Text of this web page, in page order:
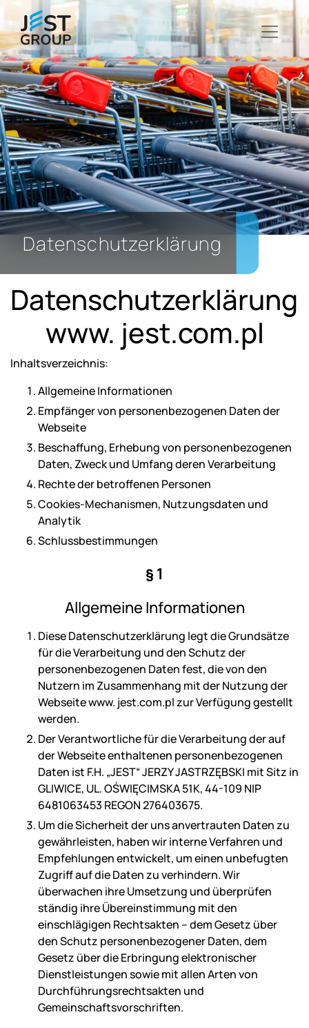
Datenschutzerklärung
Datenschutzerklärung
www. jest.com.pl
Inhaltsverzeichnis:
Allgemeine Informationen
Empfänger von personenbezogenen Daten der
Webseite
Beschaffung, Erhebung von personenbezogenen
Daten, Zweck und Umfang deren Verarbeitung
Rechte der betroffenen Personen
Cookies-Mechanismen, Nutzungsdaten und
Analytik
Schlussbestimmungen
§ 1
Allgemeine Informationen
Diese Datenschutzerklärung legt die Grundsätze
für die Verarbeitung und den Schutz der
personenbezogenen Daten fest, die von den
Nutzern im Zusammenhang mit der Nutzung der
Webseite www. jest.com.pl zur Verfügung gestellt
werden.
Der Verantwortliche für die Verarbeitung der auf
der Webseite enthaltenen personenbezogenen
Daten ist F.H. „JEST“ JERZY JASTRZĘBSKI mit Sitz in
GLIWICE, UL. OŚWIĘCIMSKA 51K, 44-109 NIP
6481063453 REGON 276403675.
Um die Sicherheit der uns anvertrauten Daten zu
gewährleisten, haben wir interne Verfahren und
Empfehlungen entwickelt, um einen unbefugten
Zugriff auf die Daten zu verhindern. Wir
überwachen ihre Umsetzung und überprüfen
ständig ihre Übereinstimmung mit den
einschlägigen Rechtsakten – dem Gesetz über
den Schutz personenbezogener Daten, dem
Gesetz über die Erbringung elektronischer
Dienstleistungen sowie mit allen Arten von
Durchführungsrechtsakten und
Gemeinschaftsvorschriften.